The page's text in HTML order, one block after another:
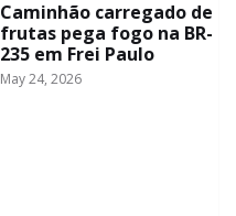
Caminhão carregado de
frutas pega fogo na BR-
235 em Frei Paulo
May 24, 2026